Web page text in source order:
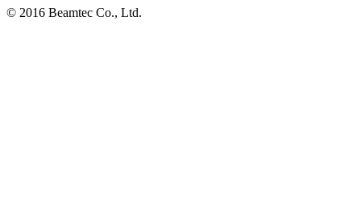
© 2016 Beamtec Co., Ltd.